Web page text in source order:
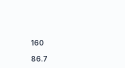
160
86.7